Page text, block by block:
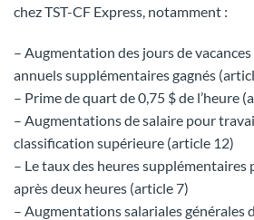
chez TST-CF Express, notamment :
– Augmentation des jours de
annuels supplémentaires gagnés
– Prime de quart de 0,75 $ de l’heure
– Augmentations de salaire pour
classification supérieure (article 12)
– Le taux des heures supplémentaires
après deux heures (article 7)
– Augmentations salariales générales